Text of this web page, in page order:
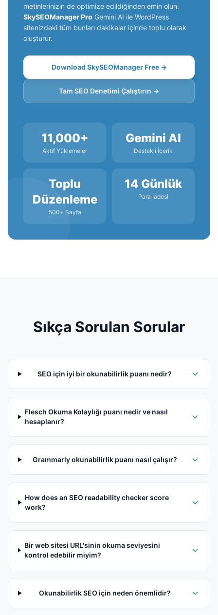
metinlerinizin de optimize edildiğinden emin olun.
SkySEOManager Pro Gemini AI ile WordPress
sitenizdeki tüm bunları dakikalar içinde toplu olarak
oluşturur.
Download SkySEOManager Free →
Tam SEO Denetimi Çalıştırın →
11,000+
Aktif Yüklemeler
Gemini AI
Destekli İçerik
Toplu
Düzenleme
500+ Sayfa
14 Günlük
Para İadesi
Sıkça Sorulan Sorular
SEO için iyi bir okunabilirlik puanı nedir?
Flesch Okuma Kolaylığı puanı nedir ve nasıl
hesaplanır?
Grammarly okunabilirlik puanı nasıl çalışır?
How does an SEO readability checker score
work?
Bir web sitesi URL'sinin okuma seviyesini
kontrol edebilir miyim?
Okunabilirlik SEO için neden önemlidir?